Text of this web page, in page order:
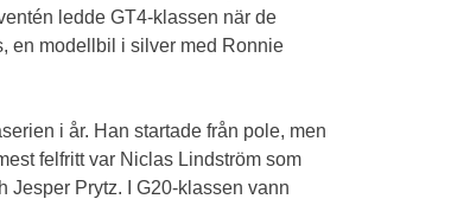
ledde GT4-klassen när de
en modellbil i silver med Ronnie
i år. Han startade från pole, men
felfritt var Niclas Lindström som
Jesper Prytz. I G20-klassen vann